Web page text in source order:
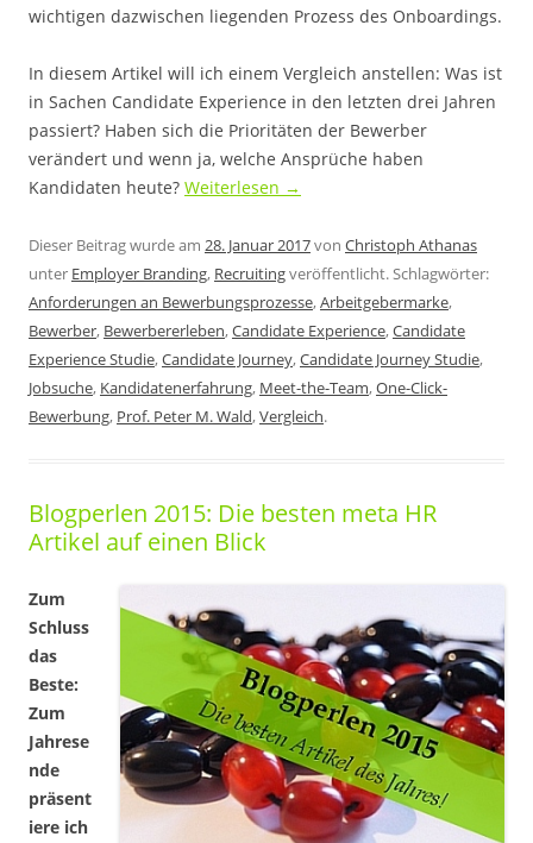
wichtigen dazwischen liegenden Prozess des Onboardings.
In diesem Artikel will ich einem Vergleich anstellen: Was ist
in Sachen Candidate Experience in den letzten drei Jahren
passiert? Haben sich die Prioritäten der Bewerber
verändert und wenn ja, welche Ansprüche haben
Kandidaten heute? Weiterlesen →
Dieser Beitrag wurde am 28. Januar 2017von Christoph Athanas
unter Employer Branding, Recruitingveröffentlicht. Schlagwörter:
Anforderungen an Bewerbungsprozesse,Arbeitgebermarke,
Bewerber, Bewerbererleben,Candidate Experience,Candidate
Experience Studie,Candidate Journey,Candidate Journey Studie,
Jobsuche, Kandidatenerfahrung, Meet-the-Team,One-Click-
Bewerbung, Prof. Peter M. Wald,Vergleich.
Blogperlen 2015: Die besten meta HR
Artikel auf einen Blick
Zum
Schluss
das
Beste:
Zum
Jahrese
nde
präsent
iere ich